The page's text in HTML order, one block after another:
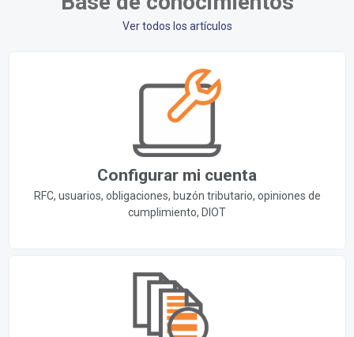
Ver todos los artículos
Configurar mi cuenta
RFC, usuarios, obligaciones, buzón tributario, opiniones de
cumplimiento, DIOT